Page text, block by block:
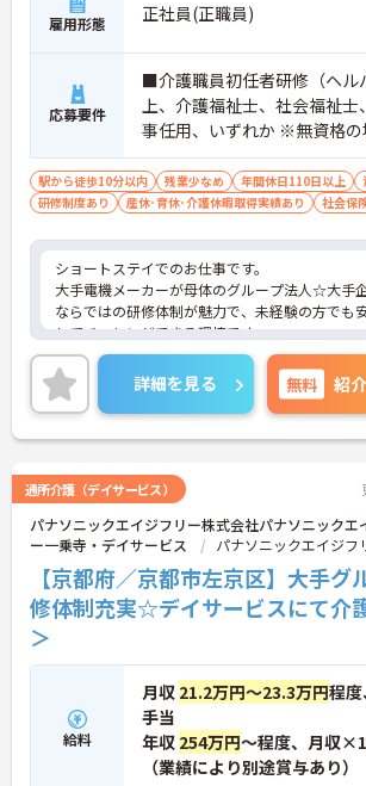
雇用形態 正社員(正職員)
応募要件
■介護職員初任者研修（ヘル
上、介護福祉士、社会福祉士
事任用、いずれか ※無資格の
員入社スタート ■普通自動
限定可）
駅から徒歩10分以内 残業少なめ 年間休日110日以上
研修制度あり
産休･育休･介護休暇取得実績あり 社会保
ショートステイでのお仕事です。
大手電機メーカーが母体のグループ法人☆大手
ならではの研修体制が魅力で、未経験の方でも
してチャレンジできる環境です。
また、年間休日114日とお休みも多め、メリハ
つけてはたらくことができます。
ご興味のある方には、面接対策ポイントなど、
に詳細をお話いたしますので、お気軽にご相談
さい。
詳細を見る 無料 紹
通所介護（デイサービス）
パナソニックエイジフリー株式会社パナソニックエ
ー一乗寺・デイサービス
パナソニックエイジフ
【京都府／京都市左京区】大手
修体制充実☆デイサービスにて介
＞
給料
月収 21.2万円～23.3万円程
手当
年収 254万円～程度、月収
（業績により別途賞与あり）